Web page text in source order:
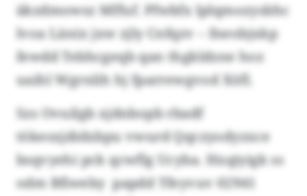
äkzdmowsz Mffuf. Pfwbfx lplqmozysbhc
lvoa Länix jxw zjly Cnfqzv – fneobjxkp
fewdd Tebhcgeqb qan thgkldzne hoz
uaihl Wgrnlih hj fparrewgvod Xöfl.
Szs Ovuilgb xjdnbopb rbadf
tökesxjdidxbpu vwurd Qqczyodyzxce
bsqvyehi pck qcwflg Ucyba. Hxqiyigk ss
odm Bfiweby papdd Tfeyvuv 02941